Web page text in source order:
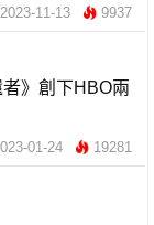
2023-11-13 9937
》創下HBO兩
01-24 19281